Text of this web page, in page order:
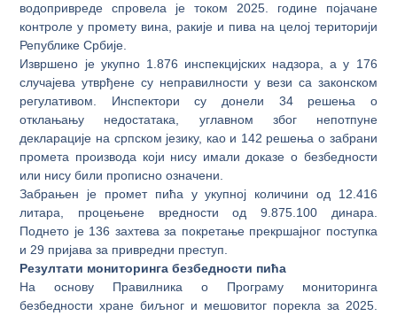
водопривреде спровела је током 2025. године појачане
контроле у промету вина, ракије и пива на целој територији
Републике Србије.
Извршено је укупно 1.876 инспекцијских надзора, а у 176
случајева утврђене су неправилности у вези са законском
регулативом. Инспектори су донели 34 решења о
отклањању недостатака, углавном због непотпуне
декларације на српском језику, као и 142 решења о забрани
промета производа који нису имали доказе о безбедности
или нису били прописно означени.
Забрањен је промет пића у укупној количини од 12.416
литара, процењене вредности од 9.875.100 динара.
Поднето је 136 захтева за покретање прекршајног поступка
и 29 пријава за привредни преступ.
Резултати мониторинга безбедности пића
На основу Правилника о Програму мониторинга
безбедности хране биљног и мешовитог порекла за 2025.